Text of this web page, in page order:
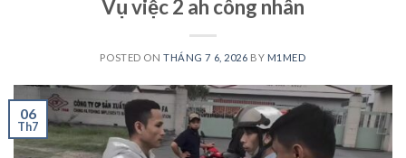
Vụ việc 2 ah công nhân
POSTED ONTHÁNG 7 6, 2026 BY M1MED
06
Th7